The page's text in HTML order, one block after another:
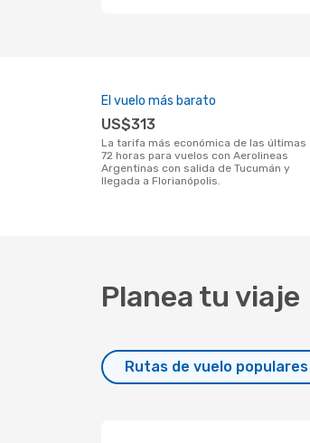
El vuelo más barato
US$313
La tarifa más económica de las últimas
72 horas para vuelos con Aerolineas
Argentinas con salida de Tucumán y
llegada a Florianópolis.
Planea tu viaje
Rutas de vuelo populares